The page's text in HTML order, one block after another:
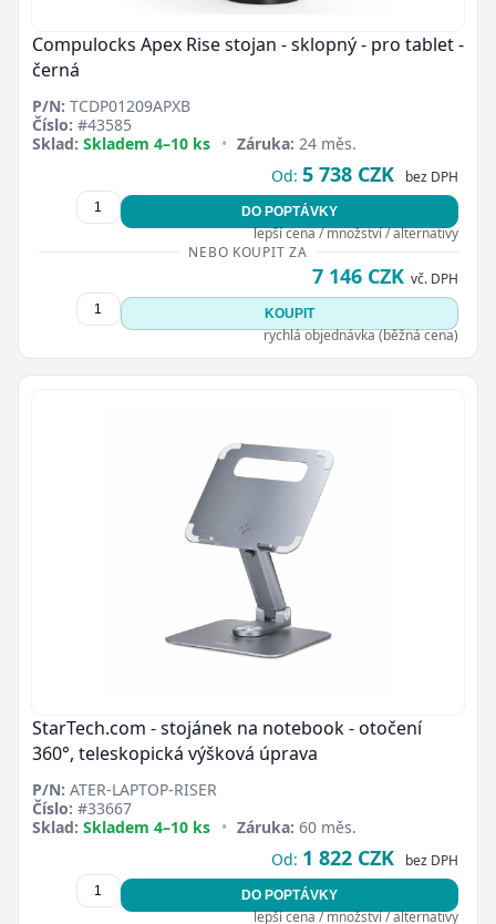
Compulocks Apex Rise stojan - sklopný - pro tablet -
černá
P/N: TCDP01209APXB
Číslo: #43585
Sklad: Skladem 4–10 ks • Záruka: 24 měs.
Od: 5 738 CZK bez DPH
DO POPTÁVKY
lepší cena / množství / alternativy
NEBO KOUPIT ZA
7 146 CZK vč. DPH
KOUPIT
rychlá objednávka (běžná cena)
StarTech.com - stojánek na notebook - otočení
360°, teleskopická výšková úprava
P/N: ATER-LAPTOP-RISER
Číslo: #33667
Sklad: Skladem 4–10 ks • Záruka: 60 měs.
Od: 1 822 CZK bez DPH
DO POPTÁVKY
lepší cena / množství / alternativy